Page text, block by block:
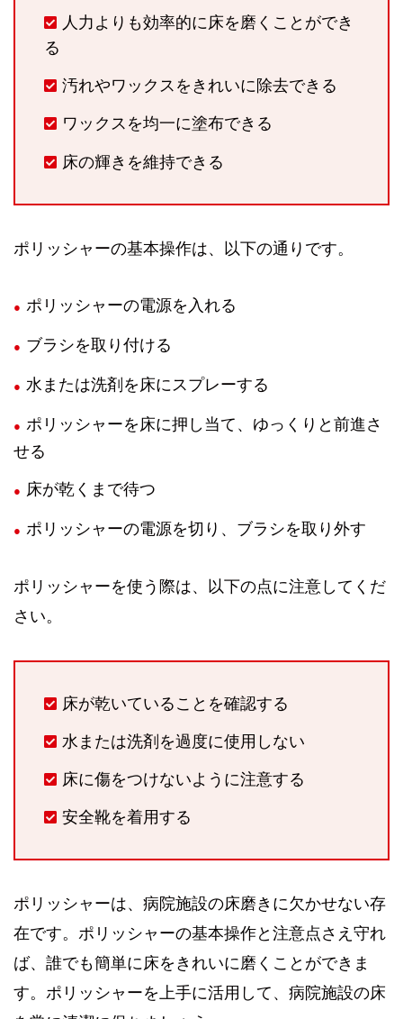
人力よりも効率的に床を磨くことができ
る
汚れやワックスをきれいに除去できる
ワックスを均一に塗布できる
床の輝きを維持できる
ポリッシャーの基本操作は、以下の通りです。
ポリッシャーの電源を入れる
ブラシを取り付ける
水または洗剤を床にスプレーする
ポリッシャーを床に押し当て、ゆっくりと前進さ
せる
床が乾くまで待つ
ポリッシャーの電源を切り、ブラシを取り外す
ポリッシャーを使う際は、以下の点に注意してくだ
さい。
床が乾いていることを確認する
水または洗剤を過度に使用しない
床に傷をつけないように注意する
安全靴を着用する
ポリッシャーは、病院施設の床磨きに欠かせない存
在です。ポリッシャーの基本操作と注意点さえ守れ
ば、誰でも簡単に床をきれいに磨くことができま
す。ポリッシャーを上手に活用して、病院施設の床